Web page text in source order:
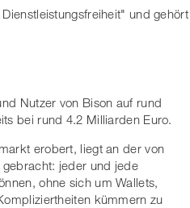
und gehört
Nutzer von Bison auf rund
bei rund 4.2 Milliarden Euro.
erobert, liegt an der von
gebracht: jeder und jede
ohne sich um Wallets,
kümmern zu